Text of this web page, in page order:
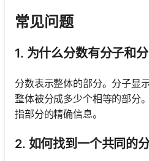
常见问题
1. 为什么分数有分子和分
分数表示整体的部分。分子显
整体被分成多少个相等的部分
指部分的精确信息。
2. 如何找到一个共同的分